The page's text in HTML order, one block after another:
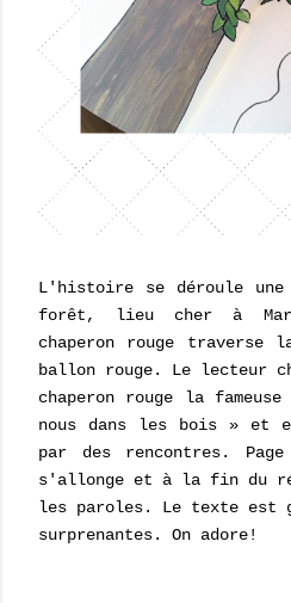
L'histoire se déroule
forêt, lieu cher à
chaperon rouge traverse
ballon rouge. Le lecteur
chaperon rouge la fameuse
nous dans les bois » et
par des rencontres.
s'allonge et à la fin du
les paroles. Le texte est
surprenantes. On adore!